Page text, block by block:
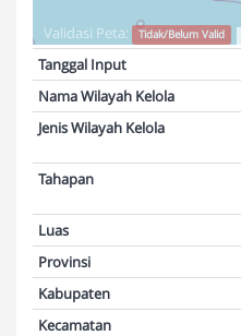
Validasi Peta: Tidak/Belum Valid
Tanggal Input
Nama Wilayah Kelola
Jenis Wilayah Kelola
Tahapan
Luas
Provinsi
Kabupaten
Kecamatan